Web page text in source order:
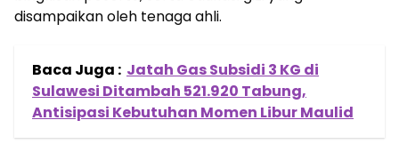
disampaikan oleh tenaga ahli.
Baca Juga : Jatah Gas Subsidi 3 KG di
Sulawesi Ditambah 521.920 Tabung,
Antisipasi Kebutuhan Momen Libur Maulid